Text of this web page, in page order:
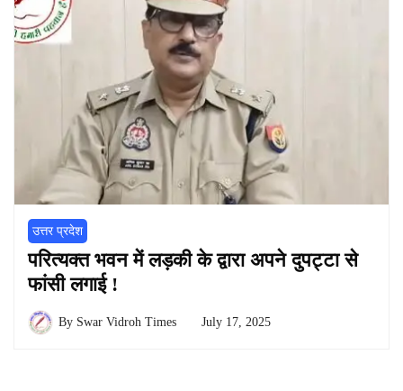
उत्तर प्रदेश
परित्यक्त भवन में लड़की के द्वारा अपने दुपट्टा से
फांसी लगाई !
By Swar Vidroh Times July 17, 2025